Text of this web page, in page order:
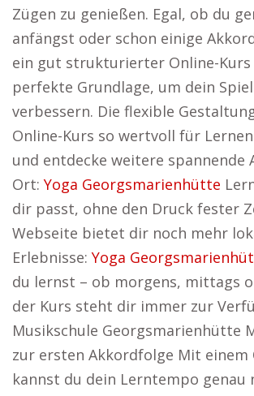
Zügen zu genießen. Egal, ob du
anfängst oder schon einige
ein gut strukturierter Online-Kurs
perfekte Grundlage, um dein
verbessern. Die flexible
Online-Kurs so wertvoll für
und entdecke weitere spannende
Ort: Yoga Georgsmarienhütte
dir passt, ohne den Druck fester
Webseite bietet dir noch mehr
Erlebnisse: Yoga
du lernst – ob morgens, mittags
der Kurs steht dir immer zur
Musikschule Georgsmarienhütte
zur ersten Akkordfolge Mit einem
kannst du dein Lerntempo genau